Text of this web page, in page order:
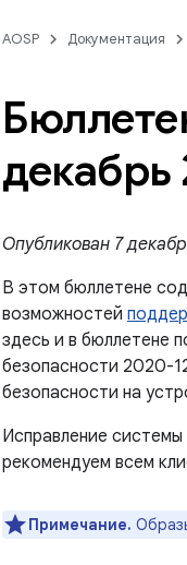
AOSP Документация
декабрь
Опубликован 7
В этом бюллетене
возможностей
здесь и в бюллетене
безопасности 2020-
безопасности на
Исправление
рекомендуем всем
Примечание.